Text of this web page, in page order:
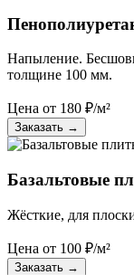
Напыление.
толщине 100 мм.
Цена от 180 ₽/м²
Заказать →
Базальтовые
Жёсткие, для
Цена от 100 ₽/м²
Заказать →